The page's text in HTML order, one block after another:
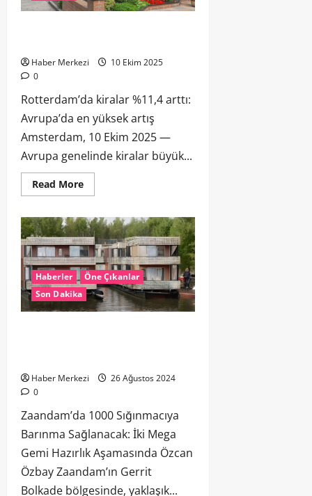
Haber Merkezi
10 Ekim 2025
0
Rotterdam’da kiralar %11,4 arttı:
Avrupa’da en yüksek artış
Amsterdam, 10 Ekim 2025 —
Avrupa genelinde kiralar büyük...
Read More
Haberler
Öne Çıkanlar
Son Dakika
Haber Merkezi
26 Ağustos 2024
0
Zaandam’da 1000 Sığınmacıya
Barınma Sağlanacak: İki Mega
Gemi Hazırlık Aşamasında Özcan
Özbay Zaandam’ın Gerrit
Bolkade bölgesinde, yaklaşık...